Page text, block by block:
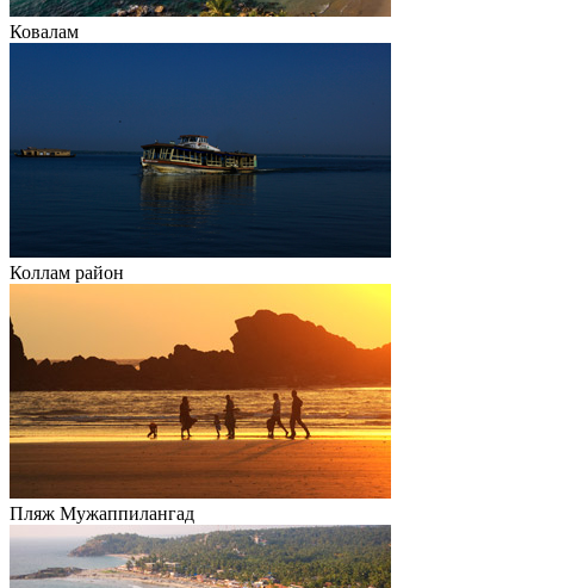
Ковалам
Коллам район
Пляж Мужаппилангад